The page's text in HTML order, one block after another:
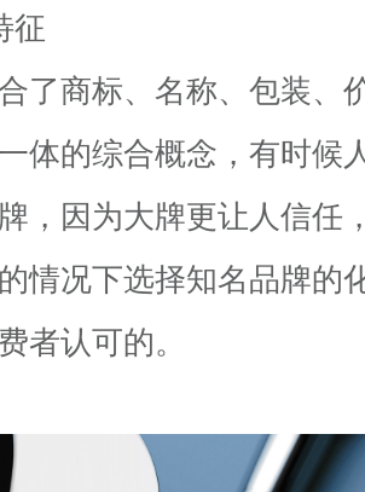
征
了商标、名称、包装、
体的综合概念，有时候
，因为大牌更让人信任
情况下选择知名品牌的
者认可的。